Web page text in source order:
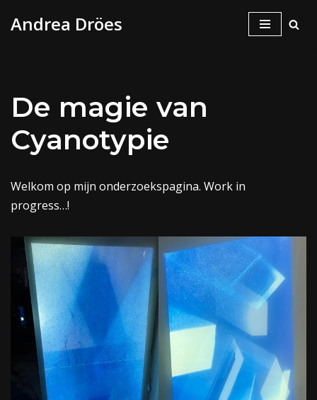
Andrea Dröes
De magie van
Cyanotypie
Welkom op mijn onderzoekspagina. Work in
progress…!